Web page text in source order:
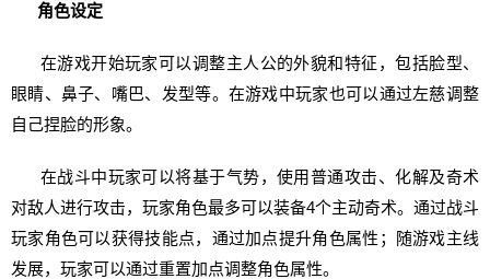
角色设定
在游戏开始玩家可以调整主人公的外貌和特征，包括脸型、
眼睛、鼻子、嘴巴、发型等。在游戏中玩家也可以通过左慈调整
自己捏脸的形象。
在战斗中玩家可以将基于气势，使用普通攻击、化解及奇术
对敌人进行攻击，玩家角色最多可以装备4个主动奇术。通过战斗
玩家角色可以获得技能点，通过加点提升角色属性；随游戏主线
发展，玩家可以通过重置加点调整角色属性。